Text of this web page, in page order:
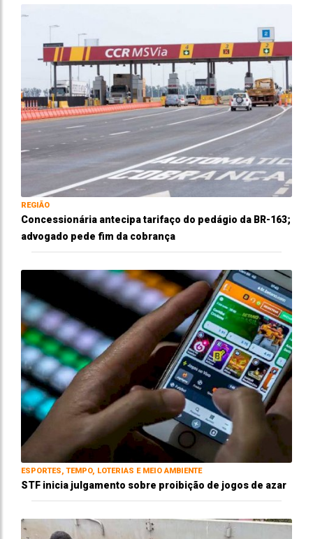
REGIÃO
Concessionária antecipa tarifaço do pedágio da BR-163;
advogado pede fim da cobrança
ESPORTES, TEMPO, LOTERIAS E MEIO AMBIENTE
STF inicia julgamento sobre proibição de jogos de azar